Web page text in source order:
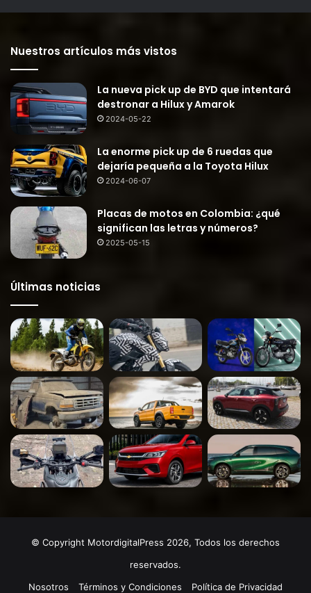
Nuestros artículos más vistos
La nueva pick up de BYD que intentará
destronar a Hilux y Amarok
2024-05-22
La enorme pick up de 6 ruedas que
dejaría pequeña a la Toyota Hilux
2024-06-07
Placas de motos en Colombia: ¿qué
significan las letras y números?
2025-05-15
Últimas noticias
© Copyright MotordigitalPress 2026, Todos los derechos
reservados.
Nosotros
Términos y Condiciones Política de Privacidad